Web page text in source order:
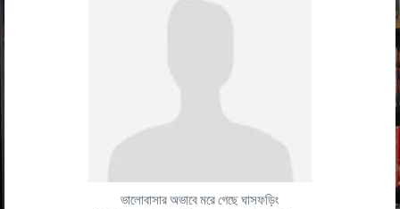
ভালোবাসার অভাবে মরে গেছে ঘাসফড়িং